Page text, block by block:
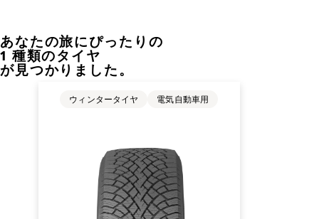
あなたの旅にぴったりの
1 種類のタイヤ
が見つかりました。
ウィンタータイヤ 電気自動車用